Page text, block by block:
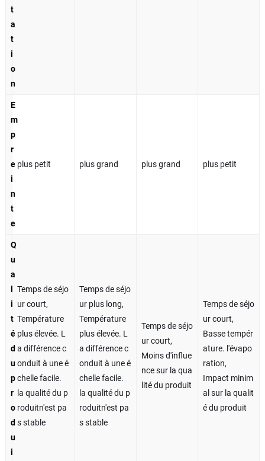
t
a
t
i
o
n
E
m
p
r
e
i
n
t
e
plus petit plus grand plus grand plus petit
Q
u
a
l
i
t
é
d
u
p
r
o
d
u
i
Temps de séjo
ur court,
Température
plus élevée. L
a différence c
onduit à une é
chelle facile.
la qualité du p
roduitn'est pa
s stable
Temps de séjo
ur plus long,
Température
plus élevée. L
a différence c
onduit à une é
chelle facile.
la qualité du p
roduitn'est pa
s stable
Temps de séjo
ur court,
Moins d'influe
nce sur la qua
lité du produit
Temps de séjo
ur court,
Basse tempér
ature. l'évapo
ration,
Impact minim
al sur la qualit
é du produit